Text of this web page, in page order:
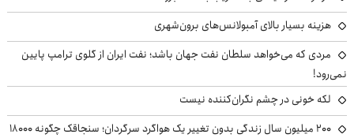
هزینه بسیار بالای آمبولانس‌های برون‌شهری
مردی که می‌خواهد سلطان نفت جهان باشد؛ نفت ایران از گلوی ترامپ پایین
نمی‌رود!
لکه خونی در چشم نگران‌کننده نیست
۲۰۰ میلیون سال زندگی بدون تغییر یک هواگرد سرگردان؛ سنجاقک‌ چگونه ۱۸۰۰۰